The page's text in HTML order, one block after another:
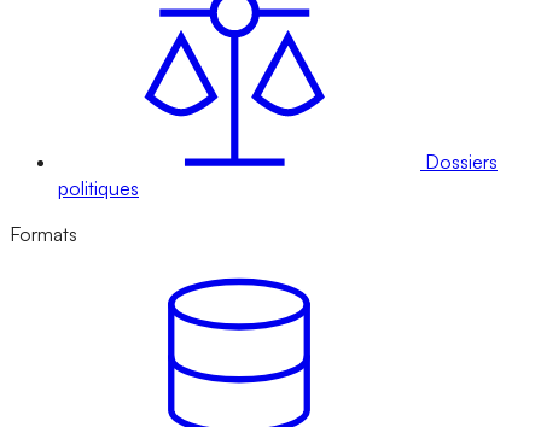
Dossiers
politiques
Formats